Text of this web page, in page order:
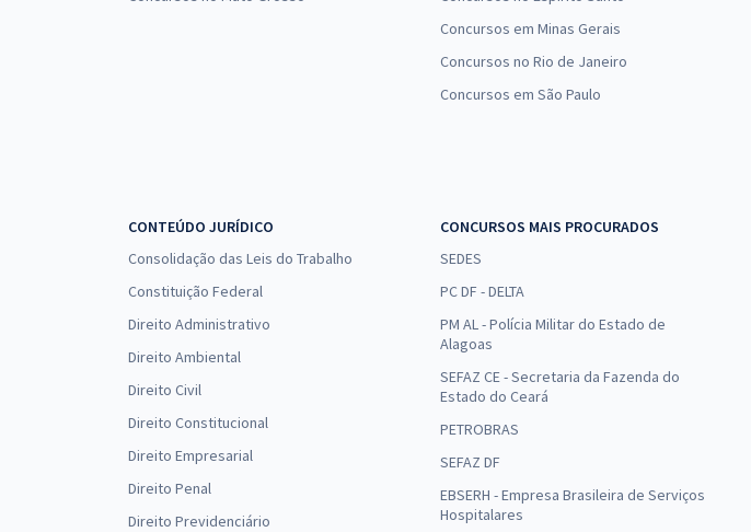
Concursos em Minas Gerais
Concursos no Rio de Janeiro
Concursos em São Paulo
CONTEÚDO JURÍDICO
Consolidação das Leis do Trabalho
Constituição Federal
Direito Administrativo
Direito Ambiental
Direito Civil
Direito Constitucional
Direito Empresarial
Direito Penal
Direito Previdenciário
CONCURSOS MAIS PROCURADOS
SEDES
PC DF - DELTA
PM AL - Polícia Militar do Estado de
Alagoas
SEFAZ CE - Secretaria da Fazenda do
Estado do Ceará
PETROBRAS
SEFAZ DF
EBSERH - Empresa Brasileira de Serviços
Hospitalares